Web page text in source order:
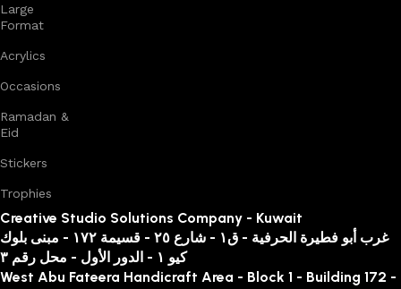
Large
Format
Acrylics
Occasions
Ramadan &
Eid
Stickers
Trophies
Creative Studio Solutions Company - Kuwait
غرب أبو فطيرة الحرفية - ق١ - شارع ٢٥ - قسيمة ١٧٢ - مبنى بلوك
كيو ١ - الدور الأول - محل رقم ٣
West Abu Fateera Handicraft Area - Block 1 - Building 172 -